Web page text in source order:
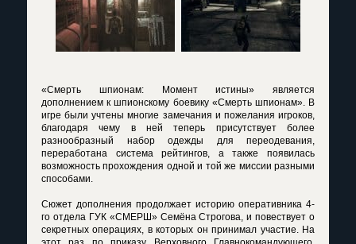
«Смерть шпионам: Момент истины» является
дополнением к шпионскому боевику «Смерть шпионам». В
игре были учтены многие замечания и пожелания игроков,
благодаря чему в ней теперь присутствует более
разнообразный набор одежды для переодевания,
переработана система рейтингов, а также появилась
возможность прохождения одной и той же миссии разными
способами.
Сюжет дополнения продолжает историю оперативника 4-
го отдела ГУК «СМЕРШ» Семёна Строгова, и повествует о
секретных операциях, в которых он принимал участие. На